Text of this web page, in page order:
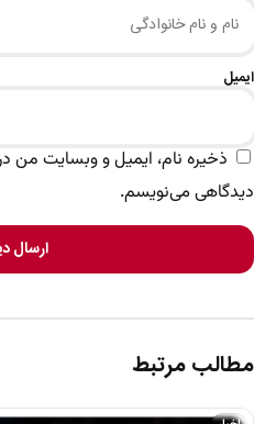
ایمیل
ذخیره نام، ایمیل و وبسایت من در
دیدگاهی می‌نویسم.
ارسال
مطالب مرتبط